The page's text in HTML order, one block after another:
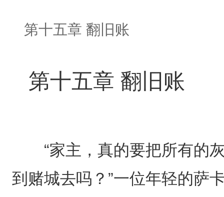
第十五章 翻旧账
第十五章 翻旧账
“家主，真的要把所有的灰
到赌城去吗？”一位年轻的萨